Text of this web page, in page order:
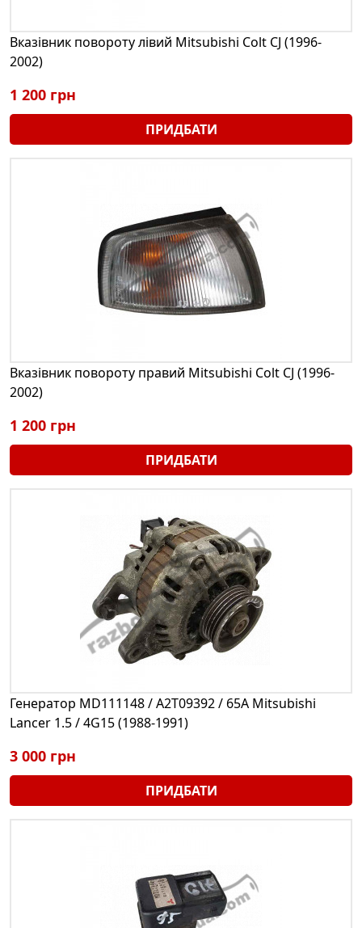
Вказівник повороту лівий Mitsubishi Colt CJ (1996-
2002)
1 200 грн
ПРИДБАТИ
Вказівник повороту правий Mitsubishi Colt CJ (1996-
2002)
1 200 грн
ПРИДБАТИ
Генератор MD111148 / A2T09392 / 65А Mitsubishi
Lancer 1.5 / 4G15 (1988-1991)
3 000 грн
ПРИДБАТИ